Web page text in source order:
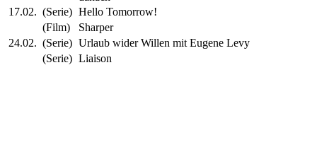
17.02. (Serie) Hello Tomorrow!
(Film)
Sharper
24.02. (Serie) Urlaub wider Willen mit Eugene Levy
(Serie) Liaison